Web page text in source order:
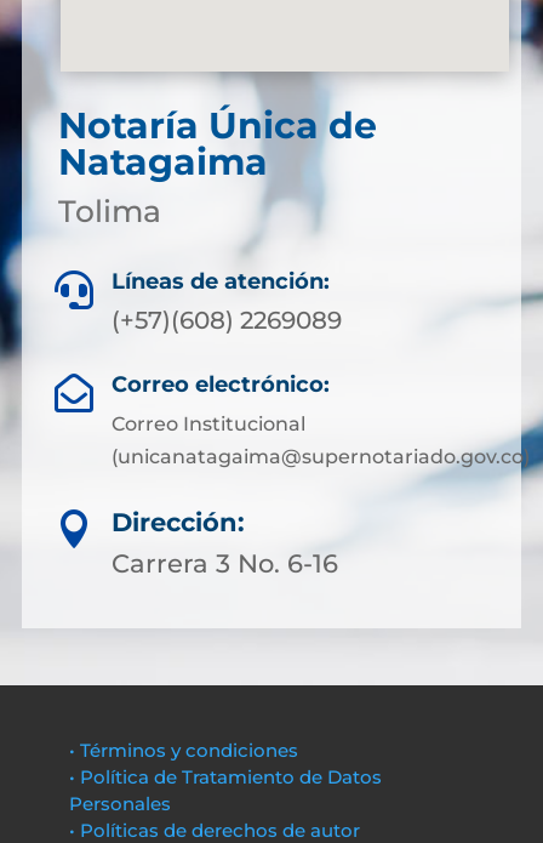
Notaría Única de
Natagaima
Tolima
 Líneas de atención:
(+57)(608) 2269089
 Correo electrónico:
Correo Institucional
(unicanatagaima@supernotariado.gov.co)

Dirección:
Carrera 3 No. 6-16
• Términos y condiciones
• Política de Tratamiento de Datos
Personales
• Políticas de derechos de autor